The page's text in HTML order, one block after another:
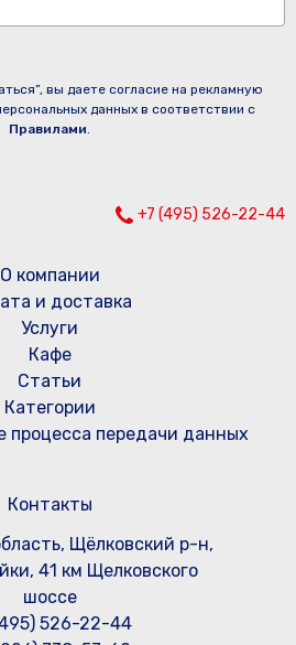
вы даете согласие на рекламную
данных в соответствии с
Правилами.
+7 (495) 526-22-44
О компании
и доставка
Услуги
Кафе
Статьи
Категории
процесса передачи данных
Контакты
Щёлковский р-н,
41 км Щелковского
шоссе
526-22-44